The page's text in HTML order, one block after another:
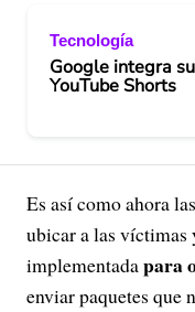
Tecnología
Google integra
YouTube Shorts
Es así como ahora
ubicar a las víctimas
implementadapara
enviar paquetes que